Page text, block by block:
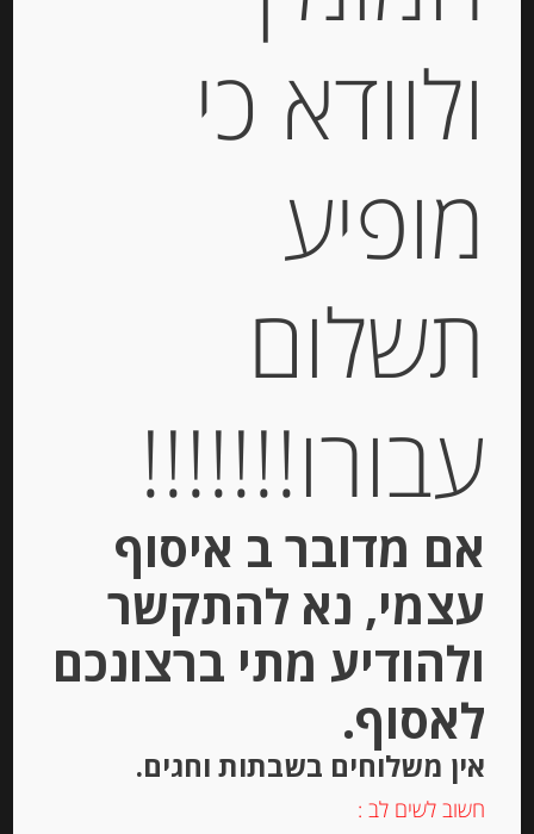
נקטר לימונים צרפתי, 750 מ”ל
מחיר ל 100 מ"ל: 5.07 ש"ח
יחידות
הוספה לסל
ולוודא כי
מופיע
תשלום
עבורו!!!!!!!
אם מדובר ב איסוף
עצמי, נא להתקשר
ולהודיע מתי ברצונכם
לאסוף.
אין משלוחים בשבתות וחגים.
חשוב לשים לב :